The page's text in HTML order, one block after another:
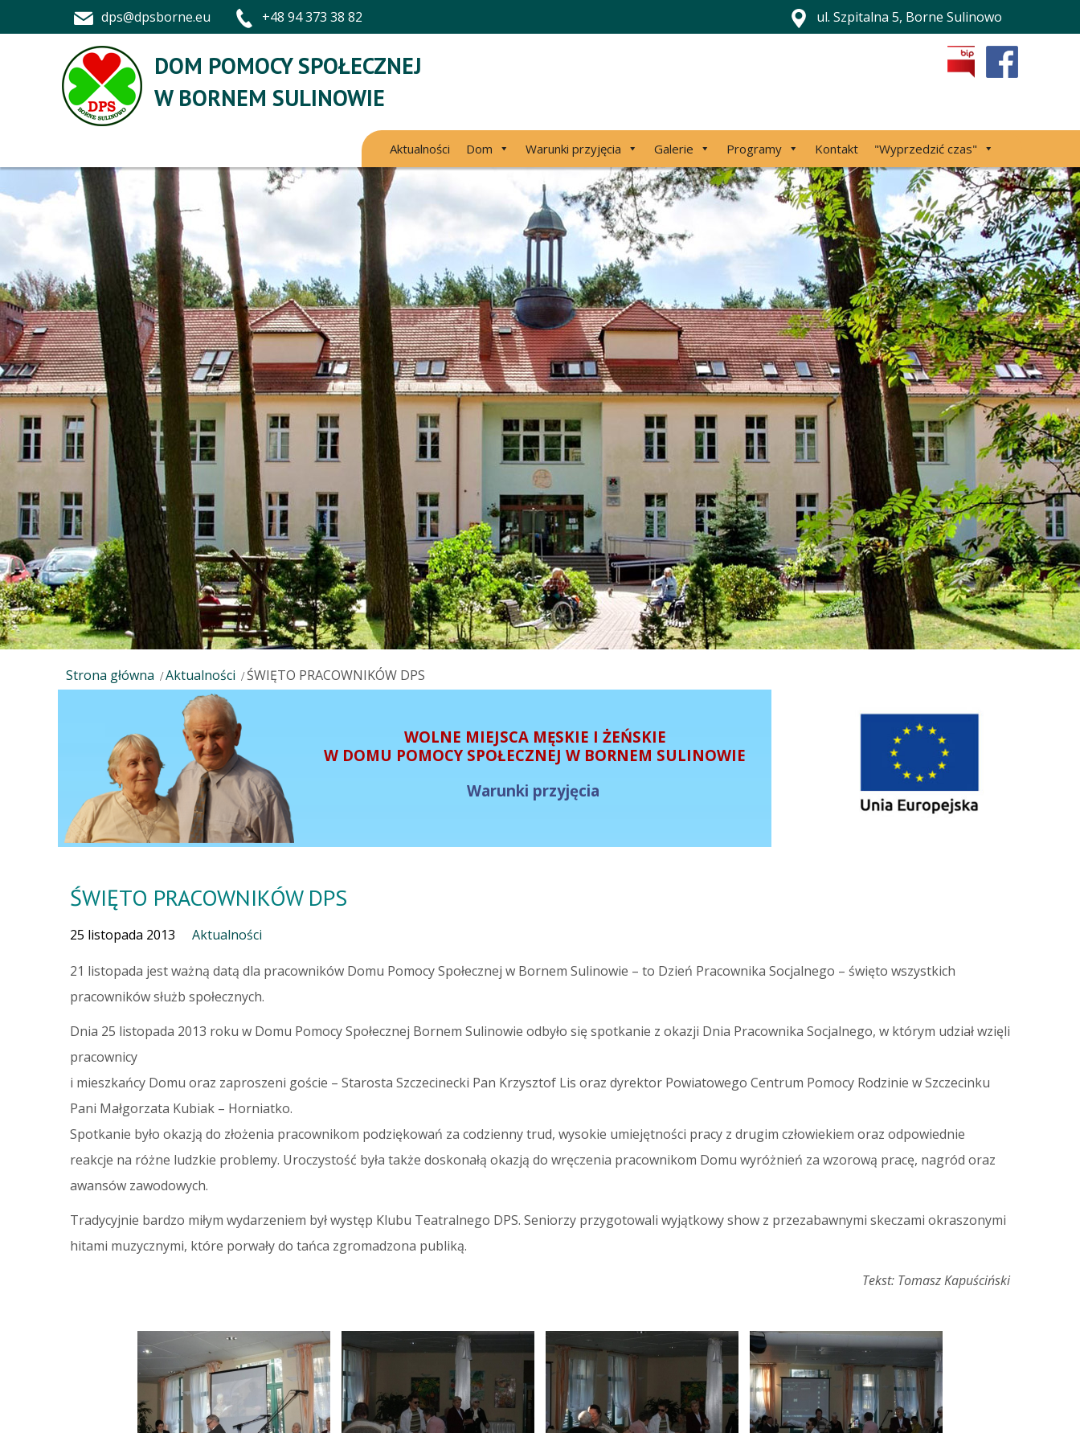
dps@dpsborne.eu +48 94 373 38 82 ul. Szpitalna 5, Borne Sulinowo
DOM POMOCY SPOŁECZNEJ
W BORNEM SULINOWIE
Aktualności Dom Warunki przyjęcia Galerie Programy Kontakt "Wyprzedzić czas"
Strona główna Aktualności ŚWIĘTO PRACOWNIKÓW DPS
WOLNE MIEJSCA MĘSKIE I ŻEŃSKIE
W DOMU POMOCY SPOŁECZNEJ W BORNEM SULINOWIE
Warunki przyjęcia
ŚWIĘTO PRACOWNIKÓW DPS
25 listopada 2013 Aktualności
21 listopada jest ważną datą dla pracowników Domu Pomocy Społecznej w Bornem Sulinowie – to Dzień Pracownika Socjalnego – święto wszystkich
pracowników służb społecznych.
Dnia 25 listopada 2013 roku w Domu Pomocy Społecznej Bornem Sulinowie odbyło się spotkanie z okazji Dnia Pracownika Socjalnego, w którym udział wzięli
pracownicy
i mieszkańcy Domu oraz zaproszeni goście – Starosta Szczecinecki Pan Krzysztof Lis oraz dyrektor Powiatowego Centrum Pomocy Rodzinie w Szczecinku
Pani Małgorzata Kubiak – Horniatko.
Spotkanie było okazją do złożenia pracownikom podziękowań za codzienny trud, wysokie umiejętności pracy z drugim człowiekiem oraz odpowiednie
reakcje na różne ludzkie problemy. Uroczystość była także doskonałą okazją do wręczenia pracownikom Domu wyróżnień za wzorową pracę, nagród oraz
awansów zawodowych.
Tradycyjnie bardzo miłym wydarzeniem był występ Klubu Teatralnego DPS. Seniorzy przygotowali wyjątkowy show z przezabawnymi skeczami okraszonymi
hitami muzycznymi, które porwały do tańca zgromadzona publiką.
Tekst: Tomasz Kapuściński